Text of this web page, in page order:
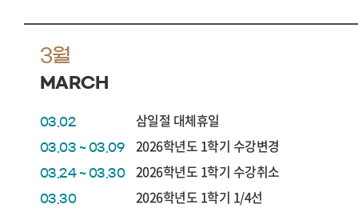
3월
MARCH
03.02 삼일절 대체휴일
03.03 ~ 03.09 2026학년도 1학기 수강변경
03.24 ~ 03.30 2026학년도 1학기 수강취소
03.30 2026학년도 1학기 1/4선